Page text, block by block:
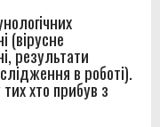
(вірусне
результати
в роботі).
хто прибув з